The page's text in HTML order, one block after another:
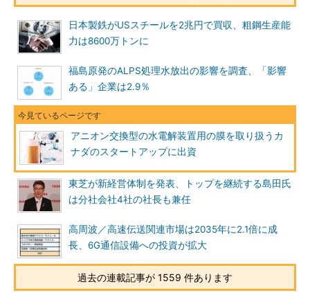
日本製鉄がUSスチールを2兆円で買収、粗鋼生産能
力は8600万トンに
福島原発のALPS処理水放出の影響を調査、「影響
ある」企業は2.9％
アニオン交換型の水電解装置用の膜を取り扱うカ
ナダのスタートアップに出資
東芝が新経営体制を発表、トップを継続する島田氏
は分社会社4社の社長も兼任
高周波／高速伝送関連市場は2035年に2.1倍に成
長、6G通信設備への投資が拡大
過去の連載記事が 1559 件あります